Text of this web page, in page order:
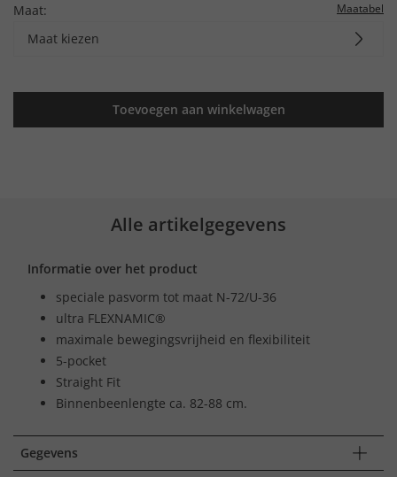
Maat: Maatabel
Maat kiezen
Toevoegen aan winkelwagen
Alle artikelgegevens
Informatie over het product
speciale pasvorm tot maat N-72/U-36
ultra FLEXNAMIC®
maximale bewegingsvrijheid en flexibiliteit
5-pocket
Straight Fit
Binnenbeenlengte ca. 82-88 cm.
Gegevens